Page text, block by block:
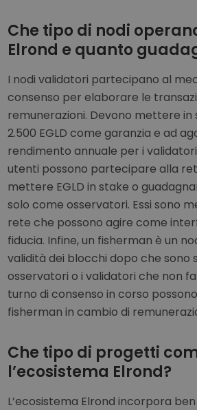
Che tipo di nodi
Elrond e quanto
I nodi validatori partecipano al
consenso per elaborare le
remunerazioni. Devono mettere in
2.500 EGLD come garanzia e ad
rendimento annuale per i validatori
utenti possono partecipare alla
mettere EGLD in stake o
solo come osservatori. Essi sono
rete che possono agire come
fiducia. Infine, un fisherman è un
validità dei blocchi dopo che sono
osservatori o i validatori che non
turno di consenso in corso
fisherman in cambio di
Che tipo di progetti
l’ecosistema Elrond?
L’ecosistema Elrond incorpora